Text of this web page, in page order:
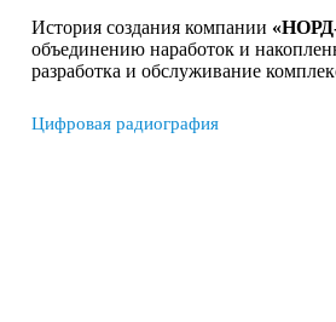
История создания компании
объединению наработок и
разработка и обслуживание
Цифровая радиография